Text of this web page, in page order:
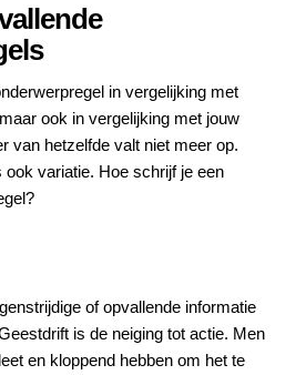
in vergelijking met
ook in vergelijking met jouw
van hetzelfde valt niet meer op.
variatie. Hoe schrijf je een
of opvallende informatie
is de neiging tot actie. Men
en kloppend hebben om het te